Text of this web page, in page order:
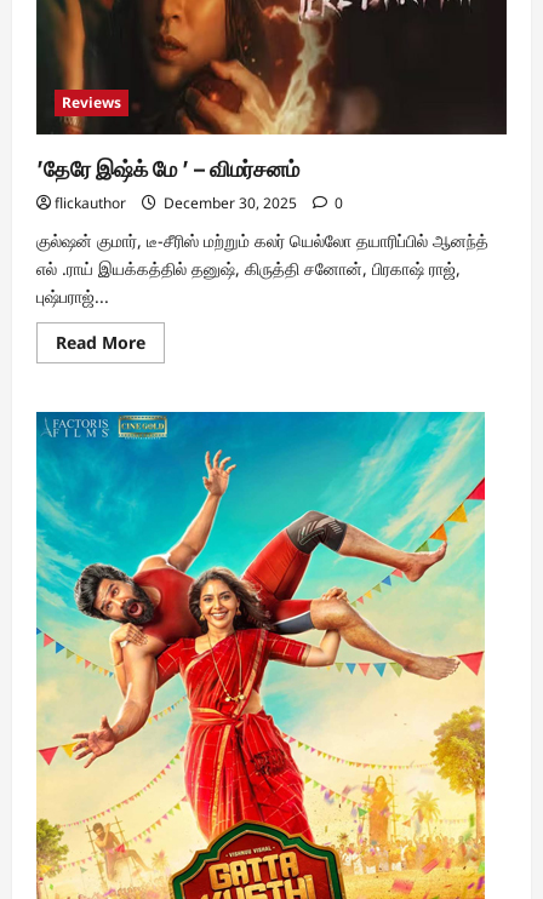
Reviews
’தேரே இஷ்க் மே ’ – விமர்சனம்
flickauthor December 30, 2025 0
குல்ஷன் குமார், டீ-சீரிஸ் மற்றும் கலர் யெல்லோ தயாரிப்பில் ஆனந்த்
எல் .ராய் இயக்கத்தில் தனுஷ், கிருத்தி சனோன், பிரகாஷ் ராஜ்,
புஷ்பராஜ்...
Read MoreRead
more
இஷ்க்
மே
’
விமர்சனம்